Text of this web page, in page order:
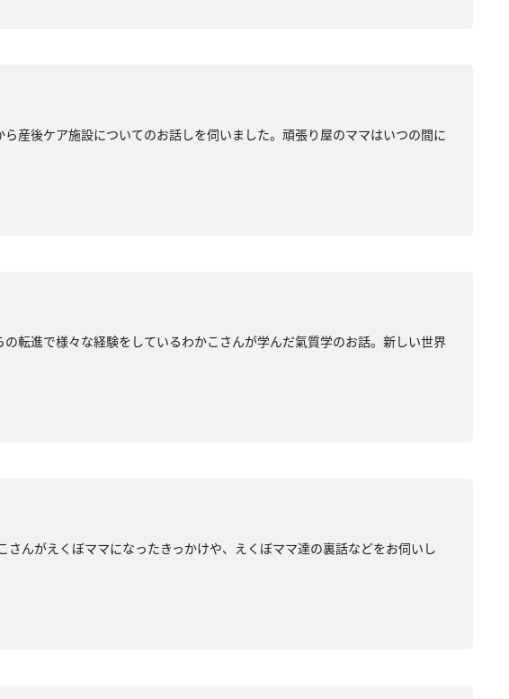
産後ケア施設についてのお話しを伺いました。頑張り屋のママはいつの間に
転進で様々な経験をしているわかこさんが学んだ氣質学のお話。新しい世界
んがえくぼママになったきっかけや、えくぼママ達の裏話などをお伺いし